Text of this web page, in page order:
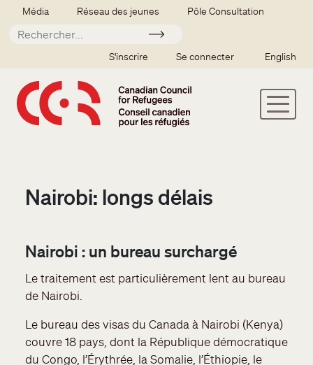
Aller au contenu principal
Secondary menu
Média Réseau des jeunes Pôle Consultation
Soumettre
SSO user menu
S'inscrire Se connecter English
Nairobi: longs délais
Nairobi : un bureau surchargé
Le traitement est particulièrement lent au bureau
de Nairobi.
Le bureau des visas du Canada à Nairobi (Kenya)
couvre 18 pays, dont la République démocratique
du Congo, l’Érythrée, la Somalie, l’Éthiopie, le